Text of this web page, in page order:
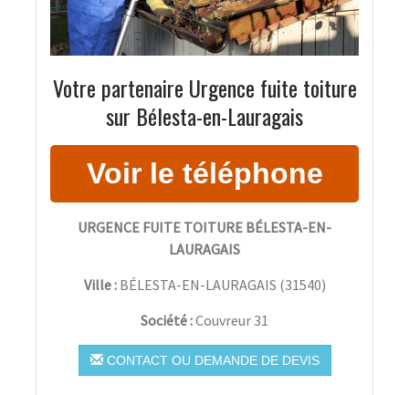
Votre partenaire Urgence fuite toiture
sur Bélesta-en-Lauragais
URGENCE FUITE TOITURE BÉLESTA-EN-
LAURAGAIS
Ville : BÉLESTA-EN-LAURAGAIS (31540)
Société :Couvreur 31
CONTACT OU DEMANDE DE DEVIS